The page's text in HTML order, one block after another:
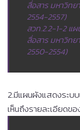
สื่อสาร มหาวิท
2554-2557)
สวท.2.2-1-2 แ
สื่อสาร มหาวิท
2550-2554)
2.มีแผนผังแสดงระบ
เห็นถึงรายละเอียดข